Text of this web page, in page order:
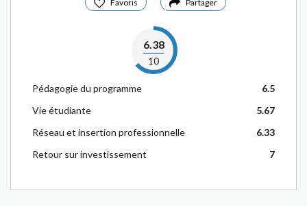
Favoris Partager
6.38
10
Pédagogie du programme
6.5
Vie étudiante
5.67
Réseau et insertion professionnelle
6.33
Retour sur investissement
7